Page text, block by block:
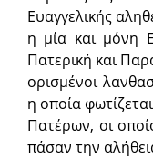
Ευαγγελικής
η μία και μόνη
Πατερική και
ορισμένοι
η οποία
Πατέρων, οι
πάσαν την